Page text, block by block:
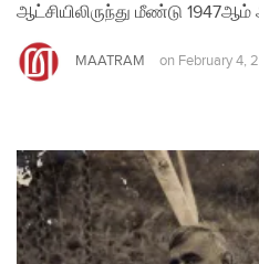
ஆட்சியிலிருந்து மீண்டு
MAATRAM on February 4,